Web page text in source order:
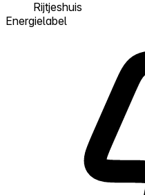
Rijtjeshuis
Energielabel